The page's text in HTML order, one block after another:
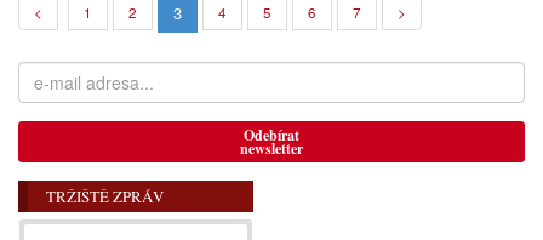
< 1 2 3 4 5 6 7 >
Odebírat
newsletter
TRŽIŠTĚ ZPRÁV